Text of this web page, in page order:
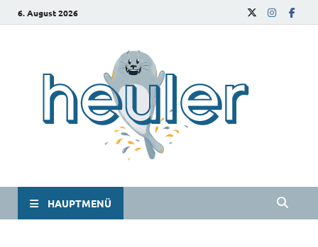
6. August 2026
HAUPTMENÜ